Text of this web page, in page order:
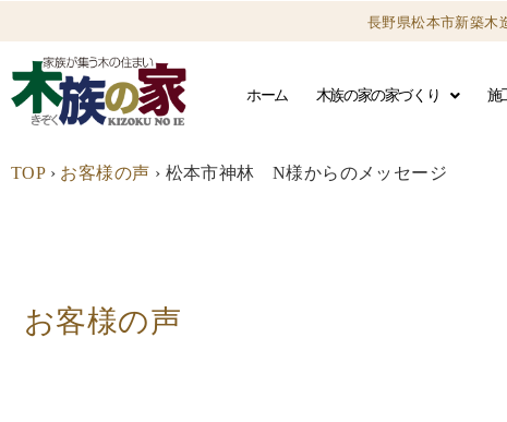
長野県松本市新築木
ホーム 木族の家の家づくり 施
TOP › お客様の声 › 松本市神林 N様からのメッセージ
お客様の声